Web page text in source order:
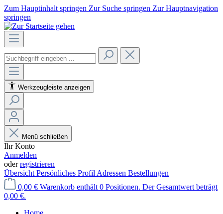
Zum Hauptinhalt springen Zur Suche springen Zur Hauptnavigation
springen
Werkzeugleiste anzeigen
Menü schließen
Ihr Konto
Anmelden
oderregistrieren
Übersicht Persönliches Profil Adressen Bestellungen
0,00 € Warenkorb enthält 0 Positionen. Der Gesamtwert beträgt
0,00 €.